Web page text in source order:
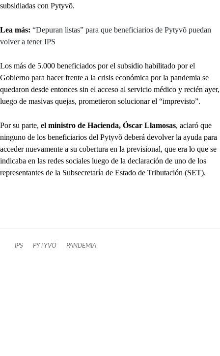
subsidiadas con Pytyvõ.
Lea más: “Depuran listas” para que beneficiarios de Pytyvõ puedan
volver a tener IPS
Los más de 5.000 beneficiados por el subsidio habilitado por el
Gobierno para hacer frente a la crisis económica por la pandemia se
quedaron desde entonces sin el acceso al servicio médico y recién ayer,
luego de masivas quejas, prometieron solucionar el “imprevisto”.
Por su parte, el ministro de Hacienda, Óscar Llamosas, aclaró que
ninguno de los beneficiarios del Pytyvõ deberá devolver la ayuda para
acceder nuevamente a su cobertura en la previsional, que era lo que se
indicaba en las redes sociales luego de la declaración de uno de los
representantes de la Subsecretaría de Estado de Tributación (SET).
IPS PYTYVÕ PANDEMIA